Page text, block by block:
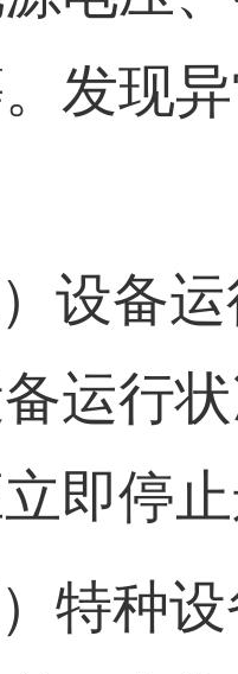
发现
设备
运行
即停
特种